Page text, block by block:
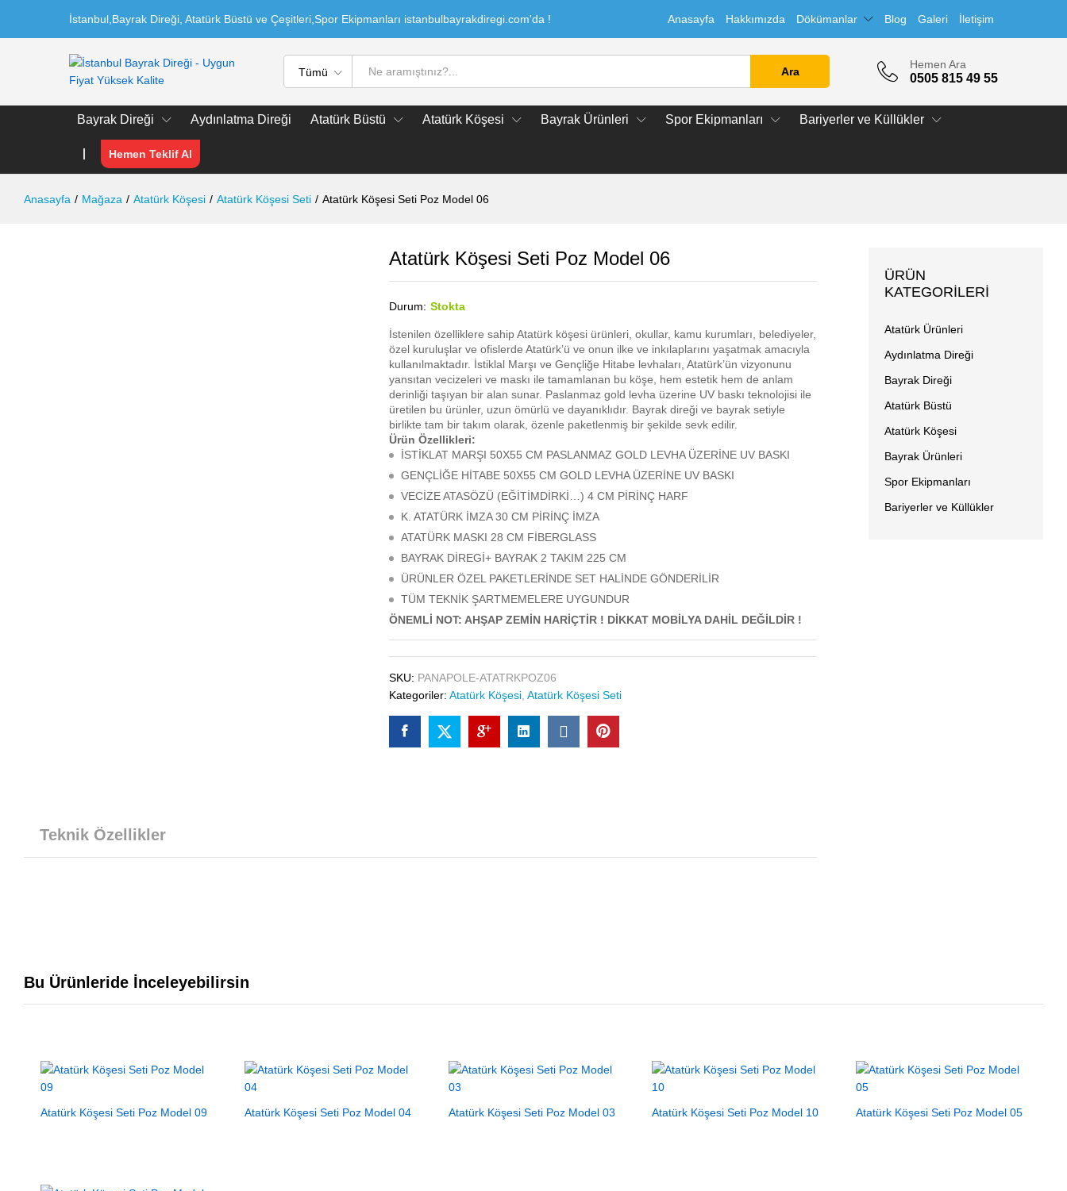
İstanbul,Bayrak Direği, Atatürk Büstü ve Çeşitleri,Spor Ekipmanları istanbulbayrakdiregi.com'da ! Anasayfa Hakkımızda Dökümanlar Blog Galeri İletişim
Tümü Ara
Hemen Ara
0505 815 49 55
Bayrak Direği Aydınlatma Direği Atatürk Büstü Atatürk Köşesi Bayrak Ürünleri Spor Ekipmanları Bariyerler ve Küllükler
Hemen Teklif Al
Anasayfa / Mağaza / Atatürk Köşesi / Atatürk Köşesi Seti / Atatürk Köşesi Seti Poz Model 06
Atatürk Köşesi Seti Poz Model 06
Durum: Stokta
İstenilen özelliklere sahip Atatürk köşesi ürünleri, okullar, kamu kurumları, belediyeler,
özel kuruluşlar ve ofislerde Atatürk’ü ve onun ilke ve inkılaplarını yaşatmak amacıyla
kullanılmaktadır. İstiklal Marşı ve Gençliğe Hitabe levhaları, Atatürk’ün vizyonunu
yansıtan vecizeleri ve maskı ile tamamlanan bu köşe, hem estetik hem de anlam
derinliği taşıyan bir alan sunar. Paslanmaz gold levha üzerine UV baskı teknolojisi ile
üretilen bu ürünler, uzun ömürlü ve dayanıklıdır. Bayrak direği ve bayrak setiyle
birlikte tam bir takım olarak, özenle paketlenmiş bir şekilde sevk edilir.
Ürün Özellikleri:
İSTİKLAT MARŞI 50X55 CM PASLANMAZ GOLD LEVHA ÜZERİNE UV BASKI
GENÇLİĞE HİTABE 50X55 CM GOLD LEVHA ÜZERİNE UV BASKI
VECİZE ATASÖZÜ (EĞİTİMDİRKİ…) 4 CM PİRİNÇ HARF
K. ATATÜRK İMZA 30 CM PİRİNÇ İMZA
ATATÜRK MASKI 28 CM FİBERGLASS
BAYRAK DİREGİ+ BAYRAK 2 TAKIM 225 CM
ÜRÜNLER ÖZEL PAKETLERİNDE SET HALİNDE GÖNDERİLİR
TÜM TEKNİK ŞARTMEMELERE UYGUNDUR
ÖNEMLİ NOT: AHŞAP ZEMİN HARİÇTİR ! DİKKAT MOBİLYA DAHİL DEĞİLDİR !
SKU: PANAPOLE-ATATRKPOZ06
Kategoriler: Atatürk Köşesi, Atatürk Köşesi Seti
Teknik Özellikler
ÜRÜN
KATEGORILERI
Atatürk Ürünleri
Aydınlatma Direği
Bayrak Direği
Atatürk Büstü
Atatürk Köşesi
Bayrak Ürünleri
Spor Ekipmanları
Bariyerler ve Küllükler
Bu Ürünleride İnceleyebilirsin
Atatürk Köşesi Seti Poz Model 09 Atatürk Köşesi Seti Poz Model 04 Atatürk Köşesi Seti Poz Model 03 Atatürk Köşesi Seti Poz Model 10 Atatürk Köşesi Seti Poz Model 05